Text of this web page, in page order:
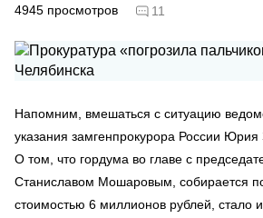
4945 просмотров 11
Напомним, вмешаться с ситуацию
указания замгенпрокурора России Юрия
О том, что гордума во главе с
Станиславом Мошаровым, собирается
стоимостью 6 миллионов рублей, стало